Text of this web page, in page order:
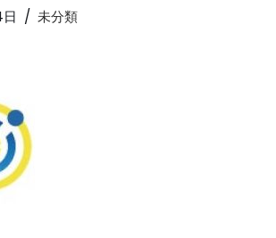
未分類